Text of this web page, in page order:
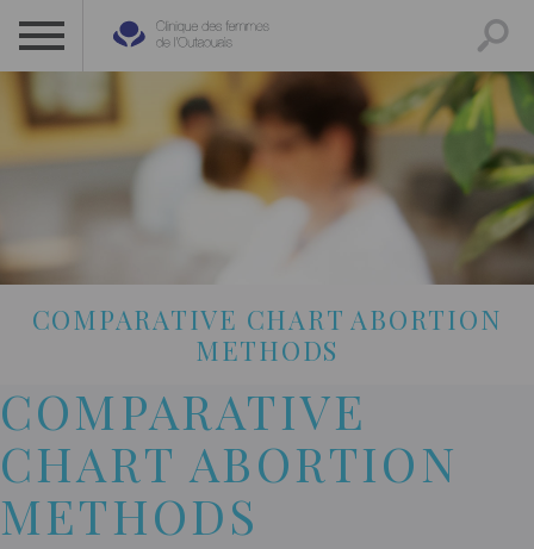
CLINIQUE DES FEMMES DE L’OUTAOUAIS
1 819 778-2055
COMPARATIVE CHART ABORTION
METHODS
COMPARATIVE
CHART ABORTION
METHODS